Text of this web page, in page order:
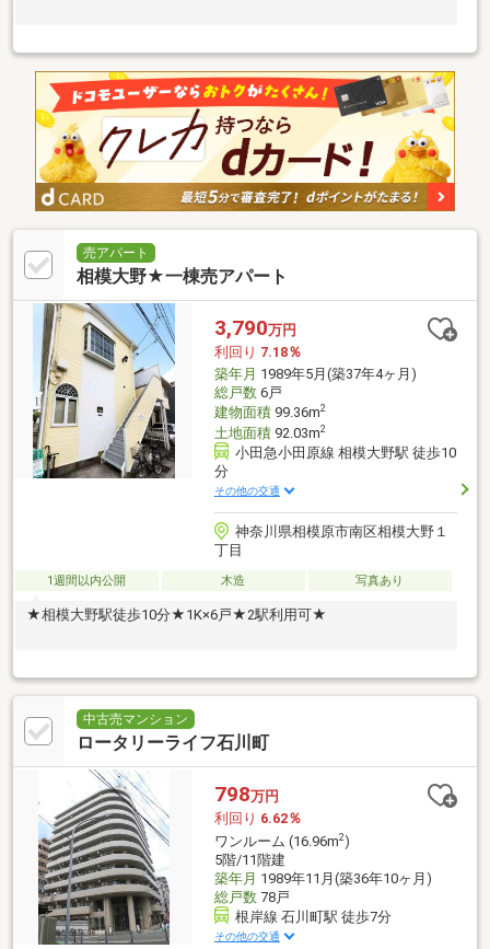
売アパート
相模大野★一棟売アパート
3,790万円
利回り 7.18％
築年月 1989年5月(築37年4ヶ月)
総戸数6戸
建物面積99.36m2
土地面積92.03m2
小田急小田原線 相模大野駅 徒歩10
分
その他の交通
神奈川県相模原市南区相模大野１
丁目
1週間以内公開 木造 写真あり
★相模大野駅徒歩10分★1K×6戸★2駅利用可★
中古売マンション
ロータリーライフ石川町
798万円
利回り 6.62％
ワンルーム (16.96m2)
5階/11階建
築年月 1989年11月(築36年10ヶ月)
総戸数78戸
根岸線 石川町駅 徒歩7分
その他の交通